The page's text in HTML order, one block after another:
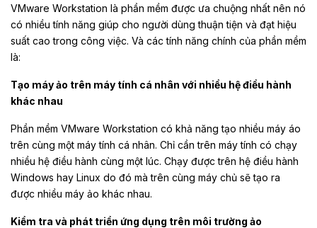
VMware Workstation là phần mềm được ưa chuộng nhất nên nó
có nhiều tính năng giúp cho người dùng thuận tiện và đạt hiệu
suất cao trong công việc. Và các tính năng chính của phần mềm
là:
Tạo máy ảo trên máy tính cá nhân với nhiều hệ điều hành
khác nhau
Phần mềm VMware Workstation có khả năng tạo nhiều máy áo
trên cùng một máy tính cá nhân. Chỉ cần trên máy tính có chạy
nhiều hệ điều hành cùng một lúc. Chạy được trên hệ điều hành
Windows hay Linux do đó mà trên cùng máy chủ sẽ tạo ra
được nhiều máy ảo khác nhau.
Kiểm tra và phát triển ứng dụng trên môi trường ảo